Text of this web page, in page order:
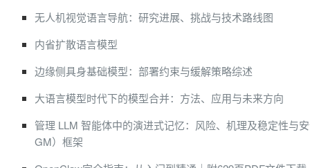
无人机视觉语言导航：研究进展、挑战与技术路线图
内省扩散语言模型
边缘侧具身基础模型：部署约束与缓解策略综述
大语言模型时代下的模型合并：方法、应用与未来方向
管理 LLM 智能体中的演进式记忆：风险、机理及稳定性与
GM）框架